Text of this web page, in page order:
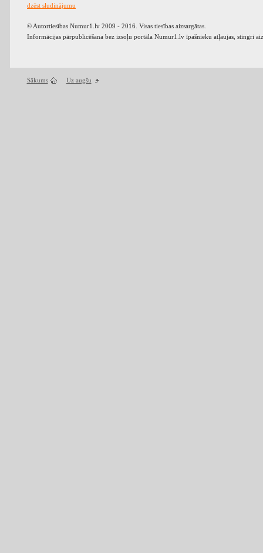
dzēst sludinājumu
© Autortiesības Numur1.lv 2009 - 2016. Visas tiesības aizsargātas.
Informācijas pārpublicēšana bez izsoļu portāla Numur1.lv īpašnieku atļaujas, stingri
Sākums Uz augšu